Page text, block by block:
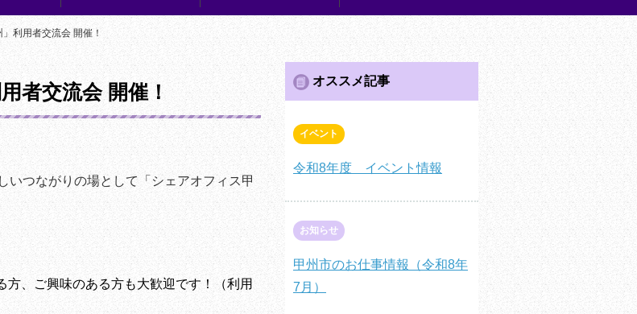
」利用者交流会 開催！
者交流会 開催！
いつながりの場として「シェアオフィス甲
、ご興味のある方も大歓迎です！（利用
オススメ記事
イベント
令和8年度 イベント情報
お知らせ
甲州市のお仕事情報（令和8年
7月）